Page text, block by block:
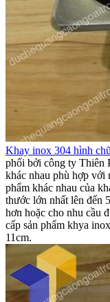
Khay inox 304 hình
phối bởi công ty Thiên
khác nhau phù hợp với
phẩm khác nhau của
thước lớn nhất lên đến
hơn hoặc cho nhu cầu
cấp sản phẩm khya
11cm.